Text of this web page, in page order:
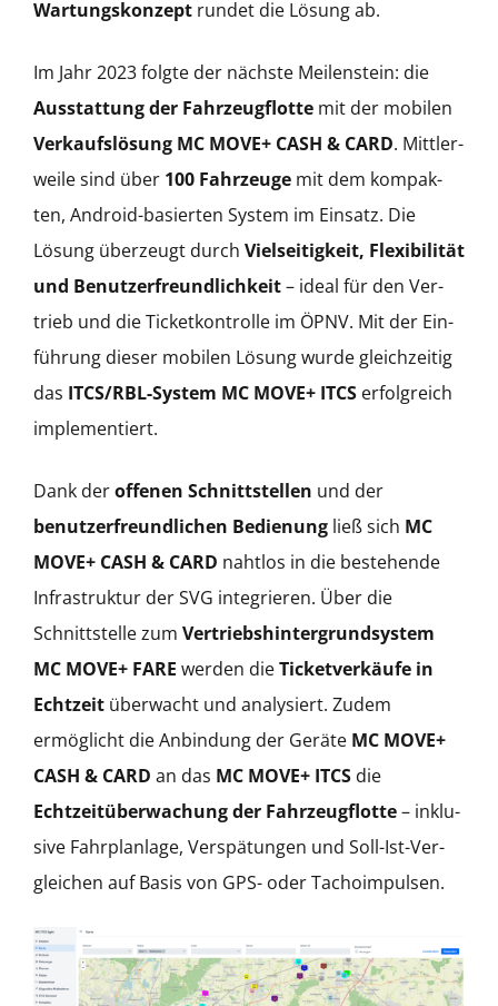
Wartungskonzept run­det die Lösung ab.
Im Jahr 2023 fol­gte der näch­ste Meilen­stein: die
Ausstat­tung der Fahrzeugflotte mit der mobilen
Verkauf­s­lö­sung MC MOVE+ CASH & CARD. Mit­tler­
weile sind über 100 Fahrzeuge mit dem kom­pak­
ten, Android-basierten Sys­tem im Ein­satz. Die
Lösung überzeugt durch Viel­seit­igkeit, Flex­i­bil­ität
und Benutzer­fre­undlichkeit– ide­al für den Ver­
trieb und die Tick­etkon­trolle im ÖPNV. Mit der Ein­
führung dieser mobilen Lösung wurde gle­ichzeit­ig
das ITC­S/R­BL-Sys­tem MC MOVE+ ITCS erfol­gre­ich
imple­men­tiert.
Dank deroffe­nen Schnittstellen und der
benutzer­fre­undlichen Bedi­enung ließ sich MC
MOVE+ CASH & CARD naht­los in die beste­hende
Infra­struk­tur der SVG inte­gri­eren. Über die
Schnittstelle zum Ver­trieb­sh­in­ter­grundsys­tem
MC MOVE+ FARE wer­den dieTick­etverkäufe in
Echtzeit überwacht und analysiert. Zudem
ermöglicht die Anbindung der Geräte MC MOVE+
CASH & CARD an das MC MOVE+ ITCS die
Echtzeitüberwachung der Fahrzeugflotte– inklu­
sive Fahrplan­lage, Ver­spä­tun­gen und Soll-Ist-Ver­
gle­ichen auf Basis von GPS- oder Tachoim­pulsen.